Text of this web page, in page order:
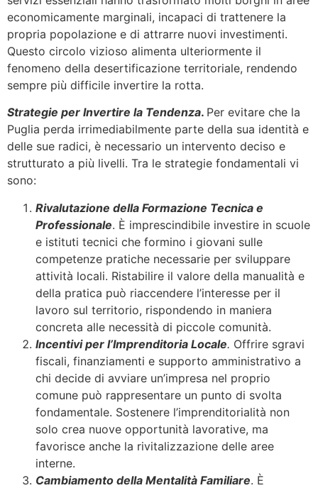
economicamente marginali, incapaci di trattenere la
propria popolazione e di attrarre nuovi investimenti.
Questo circolo vizioso alimenta ulteriormente il
fenomeno della desertificazione territoriale, rendendo
sempre più difficile invertire la rotta.
Strategie per Invertire la Tendenza. Per evitare che la
Puglia perda irrimediabilmente parte della sua identità e
delle sue radici, è necessario un intervento deciso e
strutturato a più livelli. Tra le strategie fondamentali vi
sono:
Rivalutazione della Formazione Tecnica e
Professionale. È imprescindibile investire in scuole
e istituti tecnici che formino i giovani sulle
competenze pratiche necessarie per sviluppare
attività locali. Ristabilire il valore della manualità e
della pratica può riaccendere l’interesse per il
lavoro sul territorio, rispondendo in maniera
concreta alle necessità di piccole comunità.
Incentivi per l’Imprenditoria Locale. Offrire sgravi
fiscali, finanziamenti e supporto amministrativo a
chi decide di avviare un’impresa nel proprio
comune può rappresentare un punto di svolta
fondamentale. Sostenere l’imprenditorialità non
solo crea nuove opportunità lavorative, ma
favorisce anche la rivitalizzazione delle aree
interne.
Cambiamento della Mentalità Familiare. È